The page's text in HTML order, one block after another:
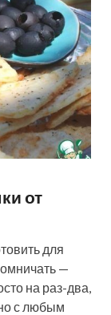
от
для
—
на раз-два,
с любым